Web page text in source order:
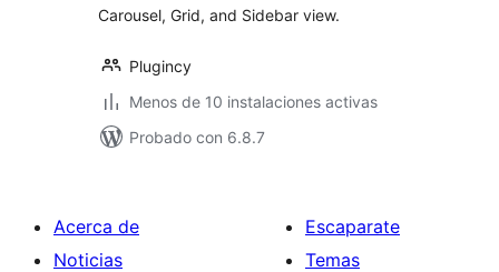
Carousel, Grid, and Sidebar view.
Plugincy
Menos de 10 instalaciones activas
Probado con 6.8.7
Acerca de
Noticias
Escaparate
Temas